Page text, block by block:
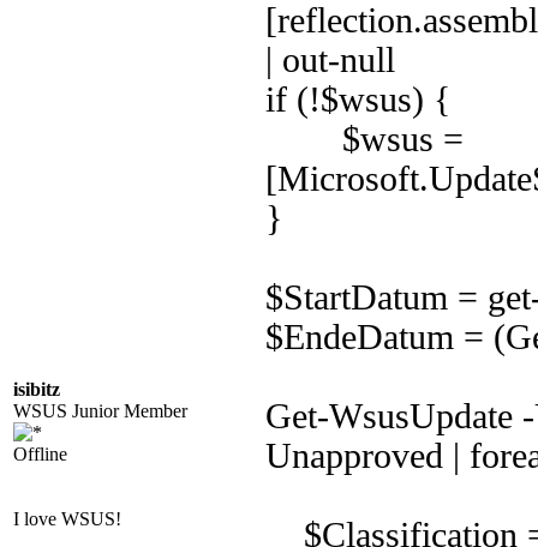
isibitz
WSUS Junior Member
Offline
I love WSUS!
| out-null
if (!$wsus) {
$wsus =
}
$StartDatum =
$EndeDatum =
Get-WsusUpdate
Unapproved |
$Classification